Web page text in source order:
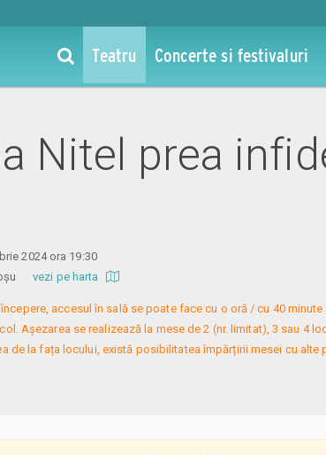
Teatru Concerte si festivaluri
Nitel prea
2024 ora 19:30
vezi pe harta
accesul în sală se poate face cu o oră / cu 40
Așezarea se realizează la mese de 2 (nr. limitat), 3 sau 4
de la fața locului, există posibilitatea împărțirii mesei cu alte